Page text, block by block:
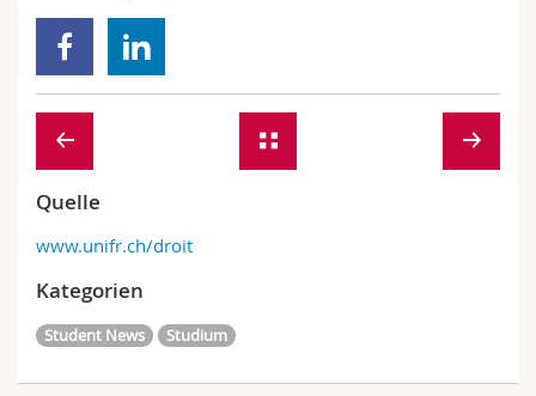
Quelle
www.unifr.ch/droit
Kategorien
Student News Studium